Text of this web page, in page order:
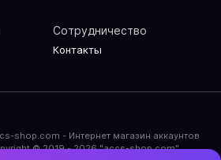
Сотрудничество
Контакты
shop.com - Интернет магазин аккаунтов
© 2019 - 2026 "accs-shop.com"